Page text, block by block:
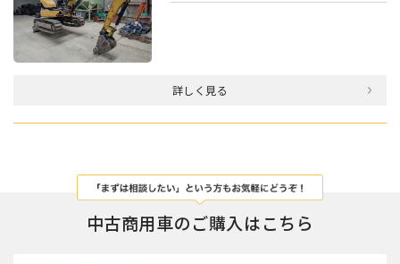
詳しく見る
中古商用車のご購入はこちら